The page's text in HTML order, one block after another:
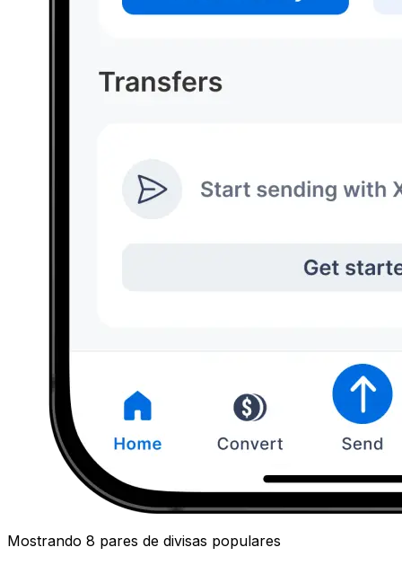
Mostrando 8 pares de divisas populares